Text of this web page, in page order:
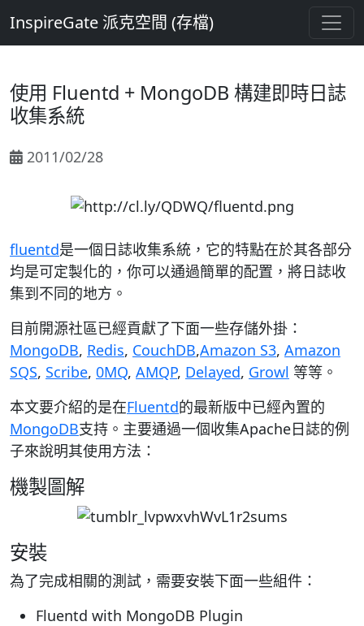
InspireGate 派克空間 (存檔)
使用 Fluentd + MongoDB 構建即時日誌
收集系統
2011/02/28
fluentd是一個日誌收集系統，它的特點在於其各部分
均是可定製化的，你可以通過簡單的配置，將日誌收
集到不同的地方。
目前開源社區已經貢獻了下面一些存儲外掛：
MongoDB, Redis, CouchDB,Amazon S3, Amazon
SQS, Scribe, 0MQ, AMQP, Delayed, Growl 等等。
本文要介紹的是在Fluentd的最新版中已經內置的
MongoDB支持。主要通過一個收集Apache日誌的例
子來說明其使用方法：
機製圖解
安裝
為了完成相關的測試，需要安裝下面一些組件：
Fluentd with MongoDB Plugin